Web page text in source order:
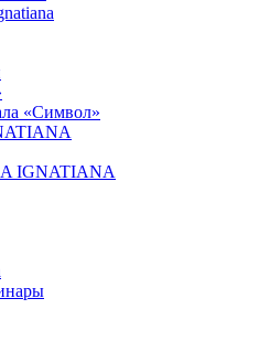
«Символ»
IGNATIANA